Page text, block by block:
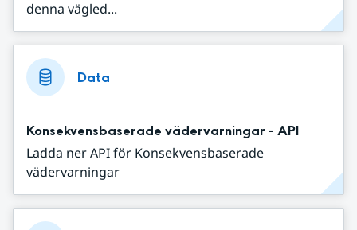
denna vägled...
Data
Konsekvensbaserade vädervarningar - API
Ladda ner API för Konsekvensbaserade
vädervarningar